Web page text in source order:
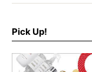
ど、内
お見逃
Pick Up!